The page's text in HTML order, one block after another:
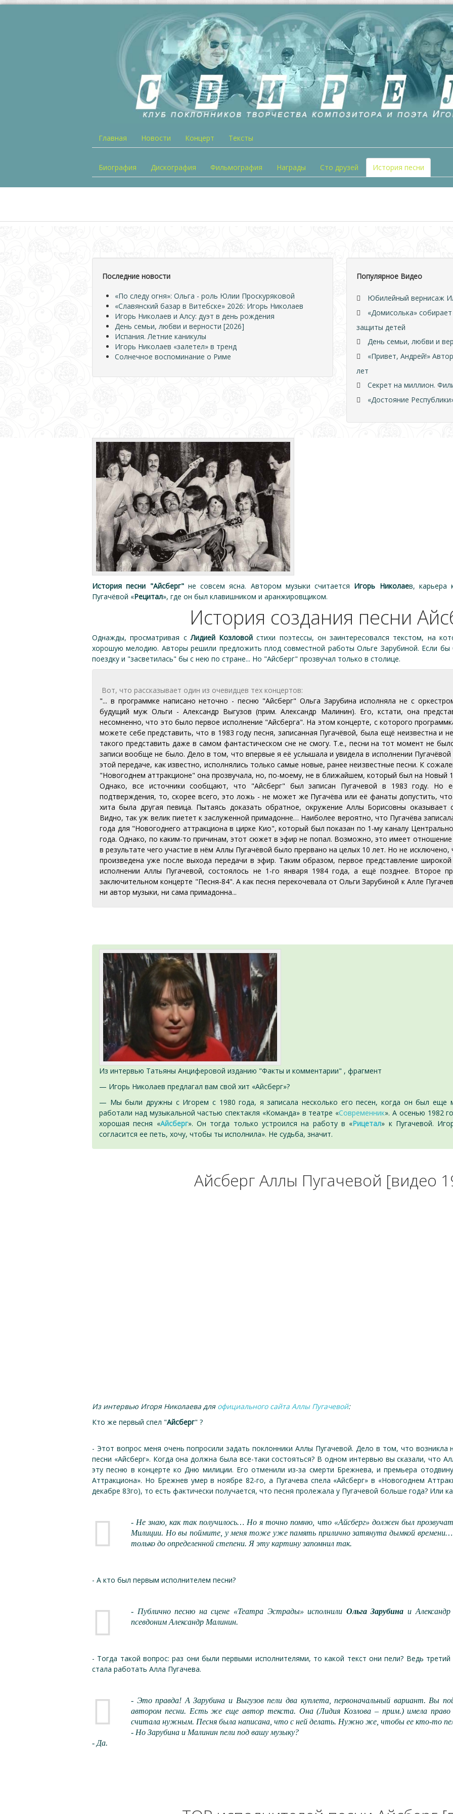
Главная Новости Концерт Тексты
Биография Дискография Фильмография Награды Сто друзей История песни
Последние новости
«По следу огня»: Ольга - роль Юлии Проскуряковой
«Славянский базар в Витебске» 2026: Игорь Николаев
Игорь Николаев и Алсу: дуэт в день рождения
День семьи, любви и верности [2026]
Испания. Летние каникулы
Игорь Николаев «залетел» в тренд
Солнечное воспоминание о Риме
Популярное Видео
Юбилейный вернисаж
«Домисолька»
защиты детей
День семьи, любви и
«Привет, Андрей!»
лет
Секрет на миллион.
«Достояние
История песни "Айсберг"не совсем ясна. Автором музыки считается Игорь Николаев, карьера
Пугачёвой «Рецитал», где он был клавишником и аранжировщиком.
История создания песни
Однажды, просматривая сЛидией Козловой стихи поэтессы, он заинтересовался текстом, на
хорошую мелодию. Авторы решили предложить плод совместной работы Ольге Зарубиной. Если бы
поездку и "засветилась" бы с нею по стране... Но "Айсберг" прозвучал только в столице.
Вот, что рассказывает один из очевидцев тех концертов:
"... в программке написано неточно - песню "Айсберг" Ольга Зарубина исполняла не с
будущий муж Ольги - Александр Выгузов (прим. Александр Малинин). Его, кстати, она
несомненно, что это было первое исполнение "Айсберга". На этом концерте, с которого
можете себе представить, что в 1983 году песня, записанная Пугачёвой, была ещё неизвестна и
такого представить даже в самом фантастическом сне не смогу. Т.е., песни на тот момент не
записи вообще не было. Дело в том, что впервые я её услышала и увидела в исполнении
этой передаче, как известно, исполнялись только самые новые, ранее неизвестные песни. К
"Новогоднем аттракционе" она прозвучала, но, по-моему, не в ближайшем, который был на Новый
Однако, все источники сообщают, что "Айсберг" был записан Пугачевой в 1983 году. Но
подтверждения, то, скорее всего, это ложь - не может же Пугачёва или её фанаты допустить,
хита была другая певица. Пытаясь доказать обратное, окружение Аллы Борисовны оказывает
Видно, так уж велик пиетет к заслуженной примадонне… Наиболее вероятно, что Пугачёва
года для "Новогоднего аттракциона в цирке Кио", который был показан по 1-му каналу
года. Однако, по каким-то причинам, этот сюжет в эфир не попал. Возможно, это имеет отношение
в результате чего участие в нём Аллы Пугачёвой было прервано на целых 10 лет. Но не исключено,
произведена уже после выхода передачи в эфир. Таким образом, первое представление широкой
исполнении Аллы Пугачевой, состоялось не 1-го января 1984 года, а ещё позднее. Второе
заключительном концерте "Песня-84". А как песня перекочевала от Ольги Зарубиной к Алле
ни автор музыки, ни сама примадонна...
Из интервью Татьяны Анциферовой изданию "Факты и комментарии" , фрагмент
— Игорь Николаев предлагал вам свой хит «Айсберг»?
— Мы были дружны с Игорем с 1980 года, я записала несколько его песен, когда он был еще
работали над музыкальной частью спектакля «Команда» в театре «Современник». А осенью 1982
хорошая песня «Айсберг». Он тогда только устроился на работу в «Рицетал» к Пугачевой.
согласится ее петь, хочу, чтобы ты исполнила». Не судьба, значит.
Айсберг Аллы Пугачевой [видео
Из интервью Игоря Николаева для официального сайта Аллы Пугачевой:
Кто же первый спел "Айсберг" ?
- Этот вопрос меня очень попросили задать поклонники Аллы Пугачевой. Дело в том, что возникла
песни «Айсберг». Когда она должна была все-таки состояться? В одном интервью вы сказали, что
эту песню в концерте ко Дню милиции. Его отменили из-за смерти Брежнева, и премьера
Аттракциона». Но Брежнев умер в ноябре 82-го, а Пугачева спела «Айсберг» в «Новогоднем
декабре 83го), то есть фактически получается, что песня пролежала у Пугачевой больше года? Или
- Не знаю, как так получилось… Но я точно помню, что «Айсберг» должен был
Милиции. Но вы поймите, у меня тоже уже память прилично затянута дымкой
только до определенной степени. Я эту картину запомнил так.
- А кто был первым исполнителем песни?
- Публично песню на сцене «Театра Эстрады» исполнили Ольга Зарубина и
псевдоним Александр Малинин.
- Тогда такой вопрос: раз они были первыми исполнителями, то какой текст они пели? Ведь третий
стала работать Алла Пугачева.
- Это правда! А Зарубина и Выгузов пели два куплета, первоначальный вариант. Вы
автором песни. Есть же еще автор текста. Она (Лидия Козлова – прим.) имела
считала нужным. Песня была написана, что с ней делать. Нужно же, чтобы ее кто-то
- Но Зарубина и Малинин пели под вашу музыку?
- Да.